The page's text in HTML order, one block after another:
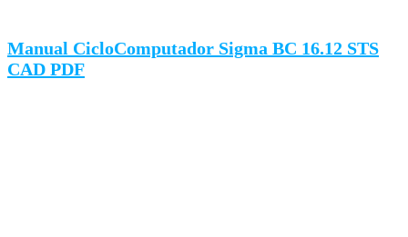
Manual CicloComputador Sigma BC 16.12 STS
CAD PDF